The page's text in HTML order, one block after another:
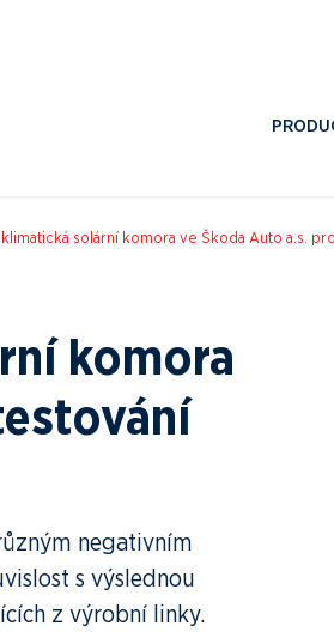
solární komora ve Škoda Auto a.s.
komora
negativním
s výslednou
z výrobní linky.